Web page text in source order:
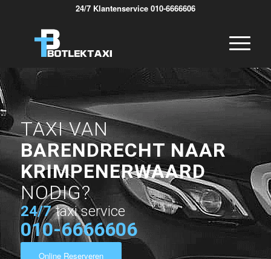
24/7 Klantenservice 010-6666606
TAXI VAN
BARENDRECHT NAAR
KRIMPENERWAARD
NODIG?
24/7 taxi service
010-6666606
Online Reserveren